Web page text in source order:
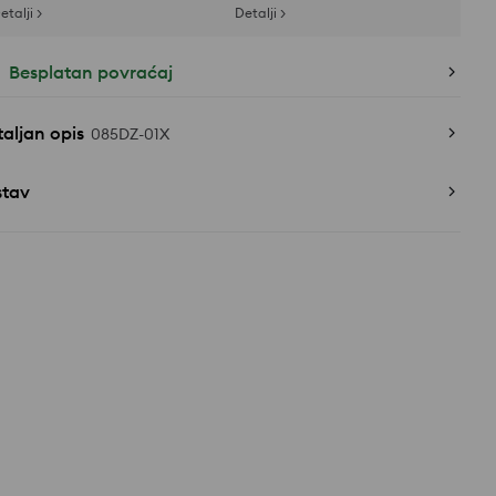
>
Detalji >
Besplatan povraćaj
opis 085DZ-01X